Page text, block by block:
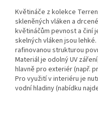
Květináče z kolekce
skleněných vláken a
květináčům pevnost a činí
skelných vláken jsou
rafinovanou strukturou
Materiál je odolný UV
hlavně pro exteriér (např.
Pro využití v interiéru je
vodní hladiny (nabídku